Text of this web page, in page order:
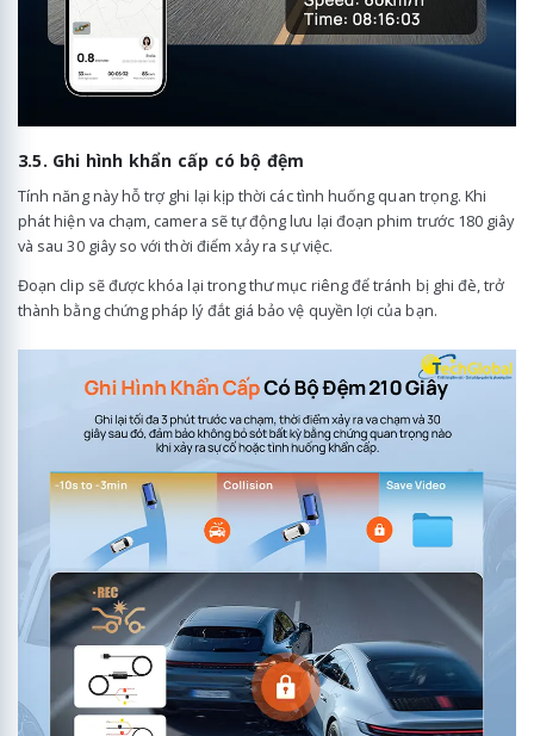
3.5. Ghi hình khẩn cấp có bộ đệm
Tính năng này hỗ trợ ghi lại kịp thời các tình huống quan trọng. Khi
phát hiện va chạm, camera sẽ tự động lưu lại đoạn phim trước 180 giây
và sau 30 giây so với thời điểm xảy ra sự việc.
Đoạn clip sẽ được khóa lại trong thư mục riêng để tránh bị ghi đè, trở
thành bằng chứng pháp lý đắt giá bảo vệ quyền lợi của bạn.